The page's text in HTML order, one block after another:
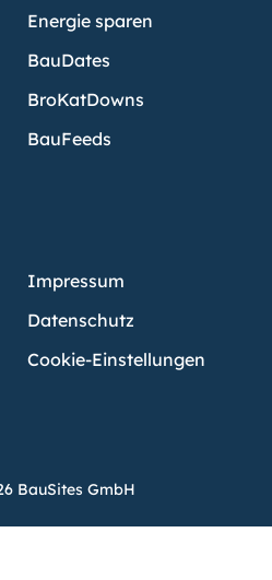
Energie sparen
BauDates
BroKatDowns
BauFeeds
Impressum
Datenschutz
Cookie-Einstellungen
BauSites GmbH